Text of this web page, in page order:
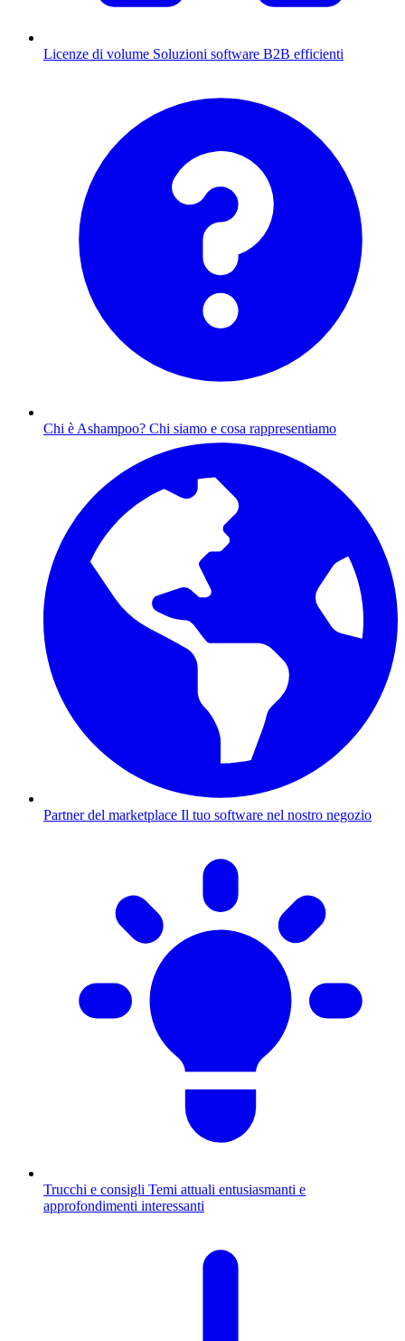
Licenze di volume Soluzioni software B2B efficienti
Chi è Ashampoo? Chi siamo e cosa rappresentiamo
Partner del marketplace Il tuo software nel nostro negozio
Trucchi e consigli Temi attuali entusiasmanti e
approfondimenti interessanti